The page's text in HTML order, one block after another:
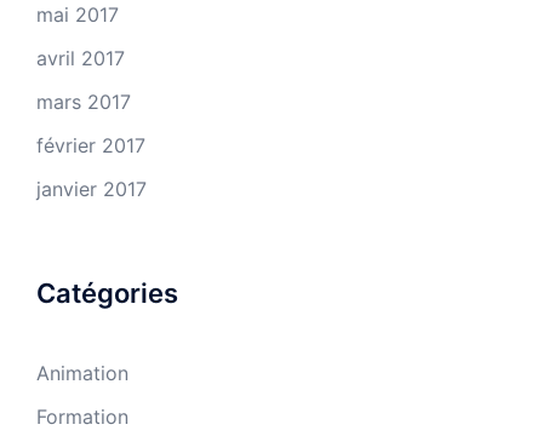
mai 2017
avril 2017
mars 2017
février 2017
janvier 2017
Catégories
Animation
Formation